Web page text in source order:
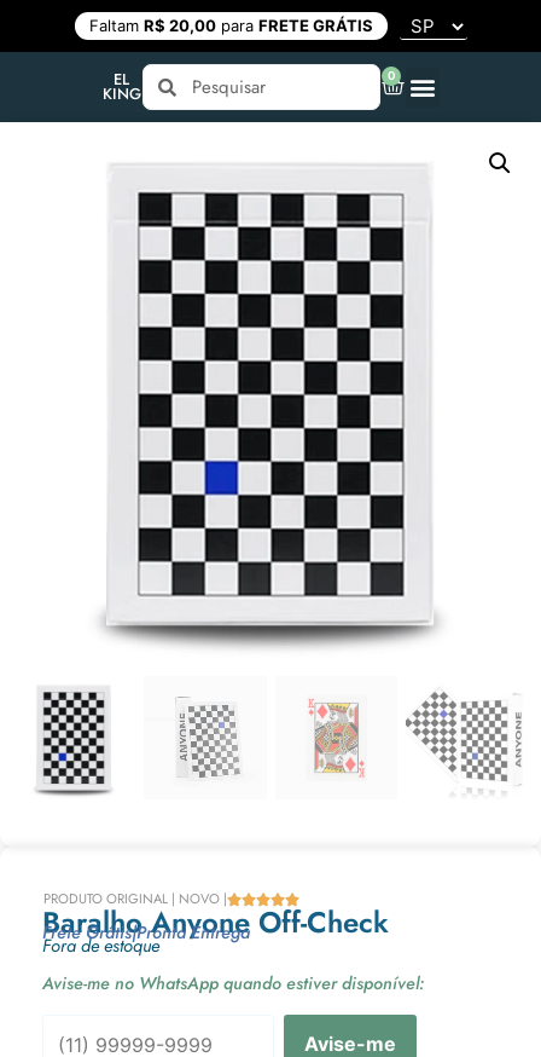
Faltam R$ 20,00para FRETE GRÁTIS
EL
KING
0
PRODUTO ORIGINAL | NOVO |
Baralho Anyone Off-Check
Frete Grátis|Pronta Entrega
Fora de estoque
Avise-me no WhatsApp quando estiver disponível:
Avise-me